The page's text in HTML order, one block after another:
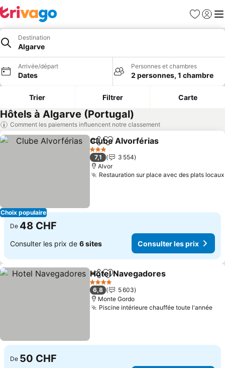
Favoris
Se
Destination
Algarve
Arrivée/départ
Dates
Personnes et chambres
2 personnes, 1 chambre
Trier Filtrer Carte
Hôtels à Algarve (Portugal)
Comment les paiements influencent notre classement
Choix populaire
PartagerAjouter à mes favoris
Clube Alvorférias
3 Étoiles
7,1
3 554
Alvor
Restauration sur place avec des plats locaux
De 48 CHF
Consulter les prix de 6 sites Consulter les prix
PartagerAjouter à mes favoris
Hotel Navegadores
4 Étoiles
6,8
5 603
Monte Gordo
Piscine intérieure chauffée toute l'année
De 50 CHF